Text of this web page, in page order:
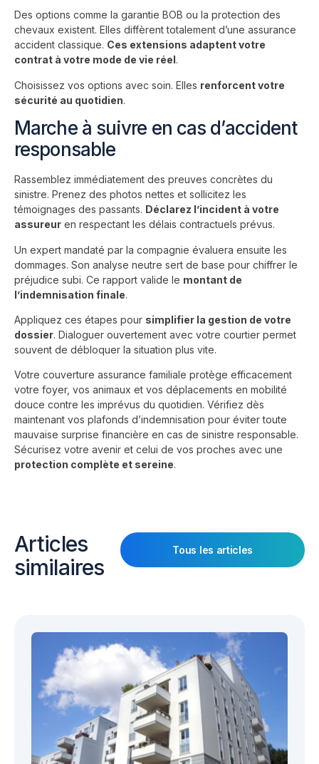
Des options comme la garantie BOB ou la protection des
chevaux existent. Elles diffèrent totalement d’une assurance
accident classique. Ces extensions adaptent votre
contrat à votre mode de vie réel.
Choisissez vos options avec soin. Elles renforcent votre
sécurité au quotidien.
Marche à suivre en cas d’accident
responsable
Rassemblez immédiatement des preuves concrètes du
sinistre. Prenez des photos nettes et sollicitez les
témoignages des passants. Déclarez l’incident à votre
assureur en respectant les délais contractuels prévus.
Un expert mandaté par la compagnie évaluera ensuite les
dommages. Son analyse neutre sert de base pour chiffrer le
préjudice subi. Ce rapport valide le montant de
l’indemnisation finale.
Appliquez ces étapes pour simplifier la gestion de votre
dossier. Dialoguer ouvertement avec votre courtier permet
souvent de débloquer la situation plus vite.
Votre couverture assurance familiale protège efficacement
votre foyer, vos animaux et vos déplacements en mobilité
douce contre les imprévus du quotidien. Vérifiez dès
maintenant vos plafonds d’indemnisation pour éviter toute
mauvaise surprise financière en cas de sinistre responsable.
Sécurisez votre avenir et celui de vos proches avec une
protection complète et sereine.
Articles
similaires
Tous les articles